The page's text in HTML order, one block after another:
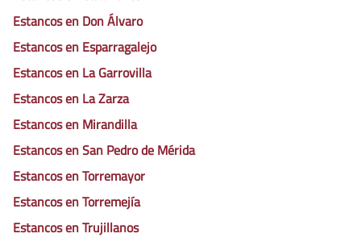
Estancos en Don Álvaro
Estancos en Esparragalejo
Estancos en La Garrovilla
Estancos en La Zarza
Estancos en Mirandilla
Estancos en San Pedro de Mérida
Estancos en Torremayor
Estancos en Torremejía
Estancos en Trujillanos